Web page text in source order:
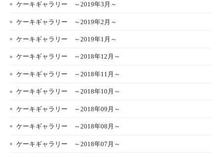
ケーキギャラリー ～2019年3月～
ケーキギャラリー ～2019年2月～
ケーキギャラリー ～2019年1月～
ケーキギャラリー ～2018年12月～
ケーキギャラリー ～2018年11月～
ケーキギャラリー ～2018年10月～
ケーキギャラリー ～2018年09月～
ケーキギャラリー ～2018年08月～
ケーキギャラリー ～2018年07月～